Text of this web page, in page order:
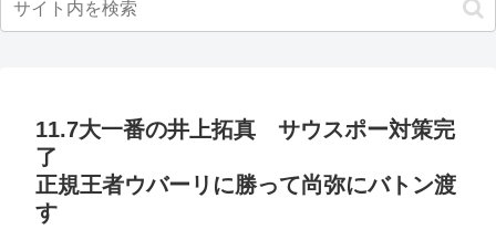
11.7大一番の井上拓真 サウスポー対策完
了
正規王者ウバーリに勝って尚弥にバトン渡
す